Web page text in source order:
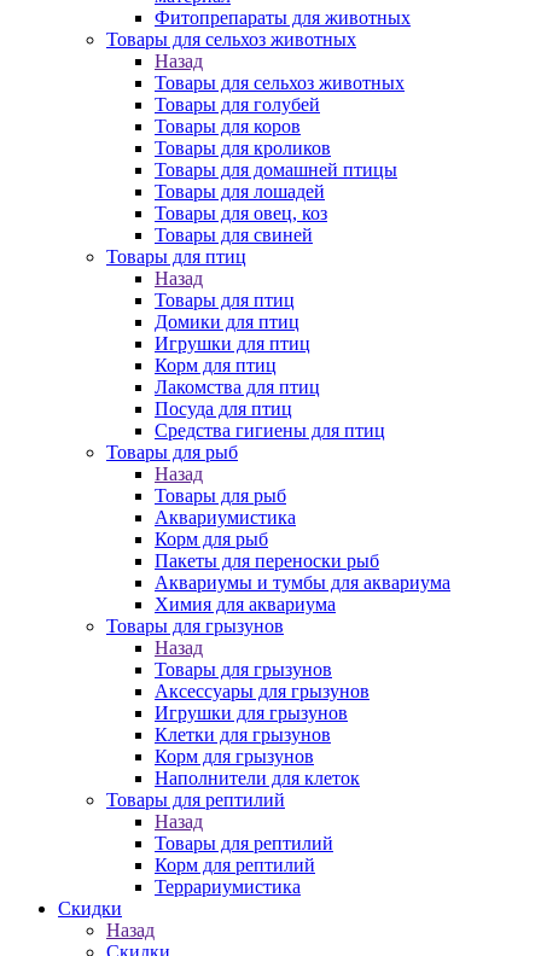
Фитопрепараты для животных
Товары для сельхоз животных
Назад
Товары для сельхоз животных
Товары для голубей
Товары для коров
Товары для кроликов
Товары для домашней птицы
Товары для лошадей
Товары для овец, коз
Товары для свиней
Товары для птиц
Назад
Товары для птиц
Домики для птиц
Игрушки для птиц
Корм для птиц
Лакомства для птиц
Посуда для птиц
Средства гигиены для птиц
Товары для рыб
Назад
Товары для рыб
Аквариумистика
Корм для рыб
Пакеты для переноски рыб
Аквариумы и тумбы для аквариума
Химия для аквариума
Товары для грызунов
Назад
Товары для грызунов
Аксессуары для грызунов
Игрушки для грызунов
Клетки для грызунов
Корм для грызунов
Наполнители для клеток
Товары для рептилий
Назад
Товары для рептилий
Корм для рептилий
Террариумистика
Скидки
Назад
Скидки